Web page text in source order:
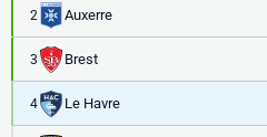
2 Auxerre
3 Brest
4 Le Havre